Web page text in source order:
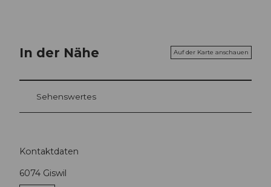
In der Nähe Auf der Karte anschauen
Sehenswertes
Kontaktdaten
6074 Giswil